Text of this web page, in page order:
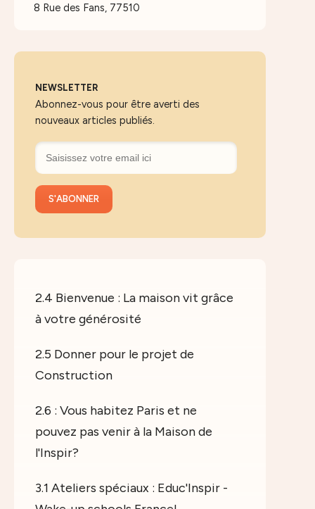
8 Rue des Fans, 77510
NEWSLETTER
Abonnez-vous pour être averti des
nouveaux articles publiés.
2.4 Bienvenue : La maison vit grâce
à votre générosité
2.5 Donner pour le projet de
Construction
2.6 : Vous habitez Paris et ne
pouvez pas venir à la Maison de
l'Inspir?
3.1 Ateliers spéciaux : Educ'Inspir -